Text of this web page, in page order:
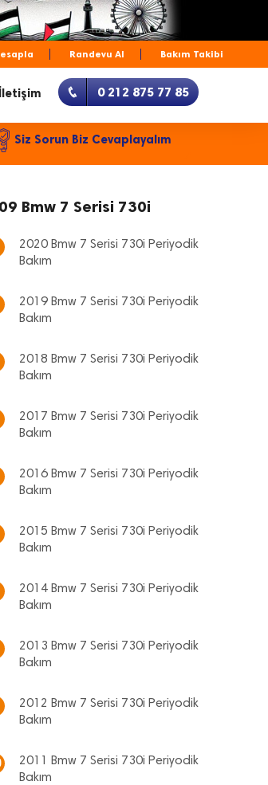
Randevu Al Bakım Takibi
İletişim 0 212 875 77 85
Siz Sorun Biz Cevaplayalım
Bmw 7 Serisi 730i
2020 Bmw 7 Serisi 730i Periyodik
Bakım
2019 Bmw 7 Serisi 730i Periyodik
Bakım
2018 Bmw 7 Serisi 730i Periyodik
Bakım
2017 Bmw 7 Serisi 730i Periyodik
Bakım
2016 Bmw 7 Serisi 730i Periyodik
Bakım
2015 Bmw 7 Serisi 730i Periyodik
Bakım
2014 Bmw 7 Serisi 730i Periyodik
Bakım
2013 Bmw 7 Serisi 730i Periyodik
Bakım
2012 Bmw 7 Serisi 730i Periyodik
Bakım
2011 Bmw 7 Serisi 730i Periyodik
Bakım